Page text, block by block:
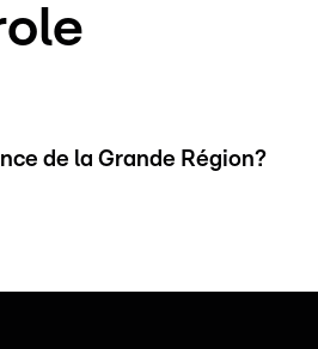
de la Grande Région?